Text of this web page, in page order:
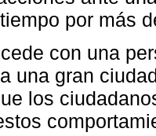
por más
con una
una gran
los